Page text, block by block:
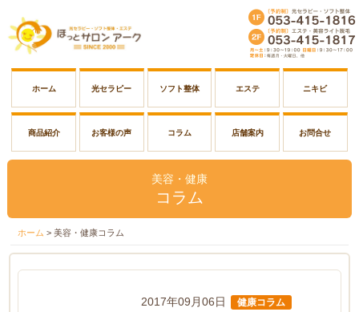
ホーム 光セラピー ソフト整体 エステ ニキビ
商品紹介 お客様の声 コラム 店舗案内 お問合せ
美容・健康
コラム
ホーム > 美容・健康コラム
2017年09月06日 健康コラム